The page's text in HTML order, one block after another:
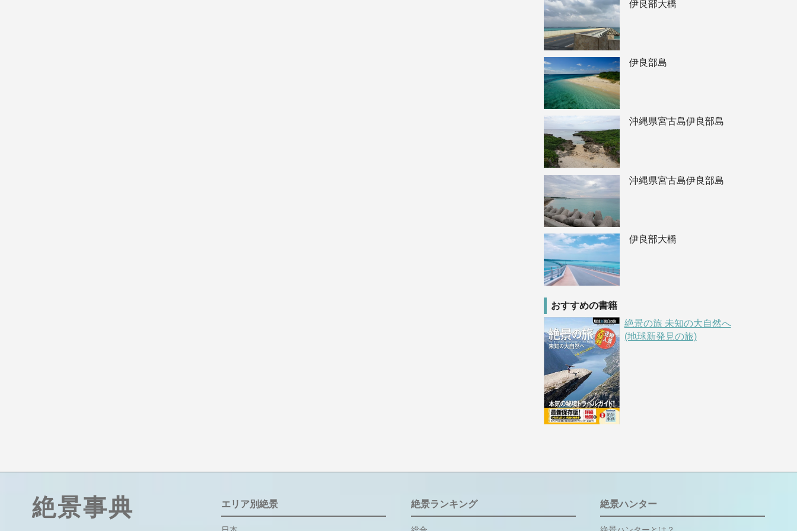
伊良部大橋
伊良部島
沖縄県宮古島伊良部島
沖縄県宮古島伊良部島
伊良部大橋
おすすめの書籍
絶景の旅 未知の大自然へ
(地球新発見の旅)
絶景事典 エリア別絶景 絶景ランキング 絶景ハンター